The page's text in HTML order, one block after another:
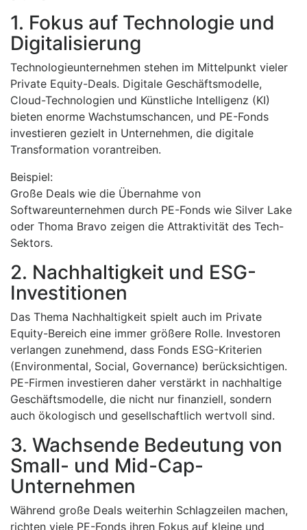
1. Fokus auf Technologie und
Digitalisierung
Technologieunternehmen stehen im Mittelpunkt vieler
Private Equity-Deals. Digitale Geschäftsmodelle,
Cloud-Technologien und Künstliche Intelligenz (KI)
bieten enorme Wachstumschancen, und PE-Fonds
investieren gezielt in Unternehmen, die digitale
Transformation vorantreiben.
Beispiel:
Große Deals wie die Übernahme von
Softwareunternehmen durch PE-Fonds wie Silver Lake
oder Thoma Bravo zeigen die Attraktivität des Tech-
Sektors.
2. Nachhaltigkeit und ESG-
Investitionen
Das Thema Nachhaltigkeit spielt auch im Private
Equity-Bereich eine immer größere Rolle. Investoren
verlangen zunehmend, dass Fonds ESG-Kriterien
(Environmental, Social, Governance) berücksichtigen.
PE-Firmen investieren daher verstärkt in nachhaltige
Geschäftsmodelle, die nicht nur finanziell, sondern
auch ökologisch und gesellschaftlich wertvoll sind.
3. Wachsende Bedeutung von
Small- und Mid-Cap-
Unternehmen
Während große Deals weiterhin Schlagzeilen machen,
richten viele PE-Fonds ihren Fokus auf kleine und